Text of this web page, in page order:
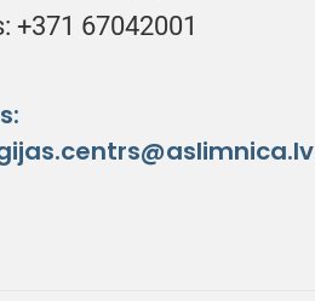
+371 67042001